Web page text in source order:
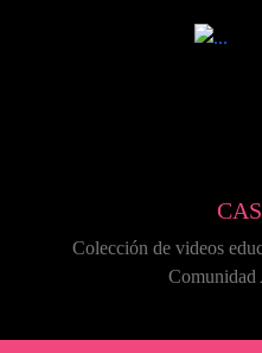
Colección de videos
Comunidad